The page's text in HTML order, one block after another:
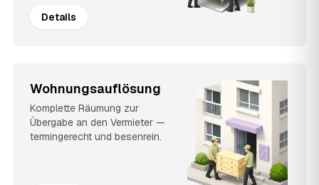
Details
Wohnungsauflösung
Komplette Räumung zur
Übergabe an den Vermieter —
termingerecht und besenrein.